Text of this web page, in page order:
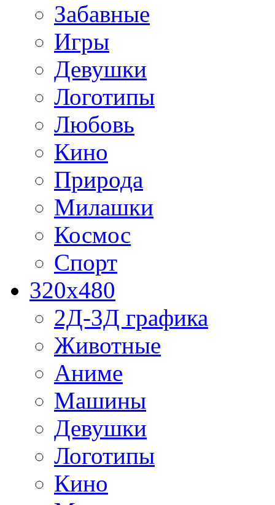
Забавные
Игры
Девушки
Логотипы
Любовь
Кино
Природа
Милашки
Космос
Спорт
320x480
2Д-3Д графика
Животные
Аниме
Машины
Девушки
Логотипы
Кино